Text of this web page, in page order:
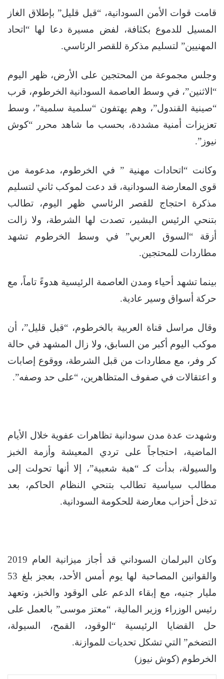
قامت قوات الأمن السودانية، “قبل قليل” بإطلاق الغاز
المسيل للدموع بكثافة، لفض مسيرة دعا لها “اتحاد
المهنيين” لتسليم مذكرة للقصر الرئاسي.
وجلس مجموعة من المحتجين على الأرض، ظهر اليوم
“الاثنين”، في وسط العاصمة السودانية الخرطوم، قرب
“صينية القندول”، وهم يهتفون “سلمية سلمية”، وسط
تعزيزات أمنية مشددة، بحسب ما شاهد محرر “كوش
نيوز”.
وكانت “اتحادات مهنية ” في الخرطوم، مدعومة من
قوى المعارضة السودانية، قد دعت لموكب ثاني لتسليم
مذكرة احتجاج للقصر الرئاسي ظهر اليوم، تطالب
بتنحي الرئيس البشير، تصدت لها الشرطة، ولا زالت
أزقة “السوق العربي” في وسط الخرطوم تشهد
مطاردات للمحتجين.
بينما تشهد أحياء ومدن العاصمة الرئيسية هدوءً تاماً، مع
حركة أسواق وسير عادية.
وقال مراسل قناة العربية بالخرطوم، “قبل قليل”، أن
موكب اليوم أكبر من السابق، ولا زال المشهد في حالة
كر وفر، مع مطاردات من قبل الشرطة، ووقوع إصابات
و اعتقالات في صفوف المتظاهرين، “على حد وصفه”.
وشهدت عدة مدن سودانية تظاهرات عفوية خلال الأيام
الماضية، احتجاجاً على تردي المعيشة وأزمة الخبز
والسيولة، بدأت كـ “هبة شعبية”، إلا أنها تحولت إلى
مطالب سياسية تطالب بتنحي النظام الحاكم، بعد
تدخل أحزاب معارضة للحكومة السودانية.
وكان البرلمان السوداني قد أجاز ميزانية العام 2019
والقوانين المصاحبة لها يوم أمس الأحد، بعجز بلغ 53
مليار جنيه، مع إبقاء الدعم على الوقود والخبز، وتعهد
رئيس الوزراء وزير المالية، “معتز موسى” بالعمل على
حل القضايا الرئيسية “الوقود، القمح، السيولة،
التضخم” التي تشكل تحديات للموازنة.
الخرطوم (كوش نيوز)